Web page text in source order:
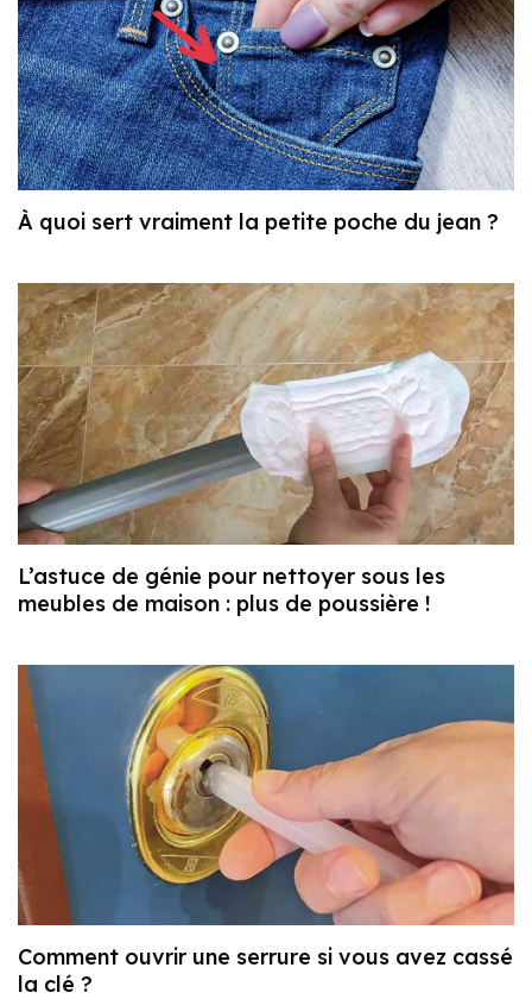
À quoi sert vraiment la petite poche du jean ?
L’astuce de génie pour nettoyer sous les
meubles de maison : plus de poussière !
Comment ouvrir une serrure si vous avez cassé
la clé ?